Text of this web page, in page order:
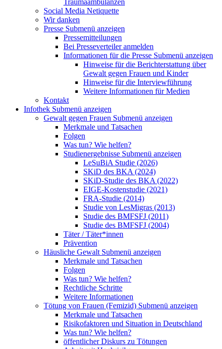
Traumaambulanzen
Social Media Netiquette
Wir danken
Presse Submenü anzeigen
Pressemitteilungen
Bei Presseverteiler anmelden
Informationen für die Presse Submenü anzeigen
Hinweise für die Berichterstattung über
Gewalt gegen Frauen und Kinder
Hinweise für die Interviewführung
Weitere Informationen für Medien
Kontakt
Infothek Submenü anzeigen
Gewalt gegen Frauen Submenü anzeigen
Merkmale und Tatsachen
Folgen
Was tun? Wie helfen?
Studienergebnisse Submenü anzeigen
LeSuBiA Studie (2026)
SKiD des BKA (2024)
SKiD-Studie des BKA (2022)
EIGE-Kostenstudie (2021)
FRA-Studie (2014)
Studie von LesMigras (2013)
Studie des BMFSFJ (2011)
Studie des BMFSFJ (2004)
Täter / Täter*innen
Prävention
Häusliche Gewalt Submenü anzeigen
Merkmale und Tatsachen
Folgen
Was tun? Wie helfen?
Rechtliche Schritte
Weitere Informationen
Tötung von Frauen (Femizid) Submenü anzeigen
Merkmale und Tatsachen
Risikofaktoren und Situation in Deutschland
Was tun? Wie helfen?
öffentlicher Diskurs zu Tötungen